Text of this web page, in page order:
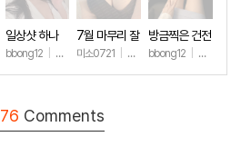
+68
일상샷 하나
bbong12 07.31+90
7월 마무리 잘
하세요🫶
미소0721 07.31+259
방금찍은 건전
한 일상샷
bbong12 07.28
76 Comments